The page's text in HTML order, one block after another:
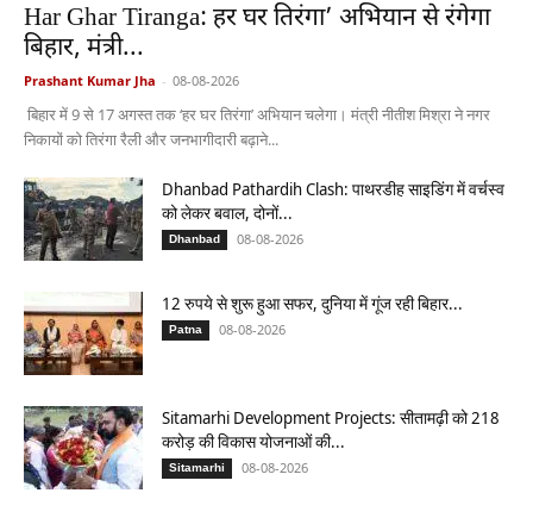
Har Ghar Tiranga: हर घर तिरंगा’ अभियान से रंगेगा
बिहार, मंत्री...
Prashant Kumar Jha - 08-08-2026
बिहार में 9 से 17 अगस्त तक ‘हर घर तिरंगा’ अभियान चलेगा। मंत्री नीतीश मिश्रा ने नगर
निकायों को तिरंगा रैली और जनभागीदारी बढ़ाने...
Dhanbad Pathardih Clash: पाथरडीह साइडिंग में वर्चस्व
को लेकर बवाल, दोनों...
Dhanbad 08-08-2026
12 रुपये से शुरू हुआ सफर, दुनिया में गूंज रही बिहार...
Patna 08-08-2026
Sitamarhi Development Projects: सीतामढ़ी को 218
करोड़ की विकास योजनाओं की...
Sitamarhi 08-08-2026